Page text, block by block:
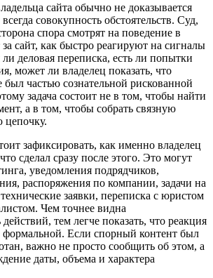
сайта обычно не доказывается
совокупность обстоятельств. Суд,
спора смотрят на поведение в
сайт, как быстро реагируют на сигналы
деловая переписка, есть ли попытки
может ли владелец показать, что
частью сознательной рискованной
задача состоит не в том, чтобы найти
а в том, чтобы собрать связную
цепочку.
зафиксировать, как именно владелец
сделал сразу после этого. Это могут
уведомления подрядчиков,
распоряжения по компании, задачи на
заявки, переписка с юристом
Чем точнее видна
действий, тем легче показать, что реакция
формальной. Если спорный контент был
важно не просто сообщить об этом, а
даты, объема и характера